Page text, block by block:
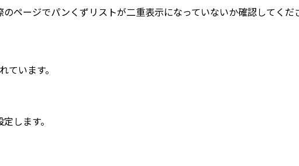
ページでパンくずリストが二重表示になっていないか確認してくだ
ています。
します。